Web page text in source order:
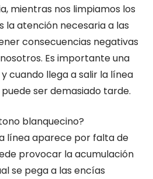
mientras nos limpiamos los
la atención necesaria a las
consecuencias negativas
Es importante una
cuando llega a salir la línea
ser demasiado tarde.
blanquecino?
línea aparece por falta de
provocar la acumulación
se pega a las encías